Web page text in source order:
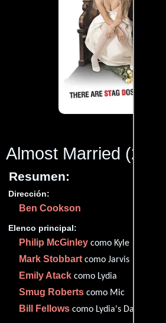
Almost Married (2014)
Resumen:
Dirección:
Ben Cookson
Elenco principal:
Philip McGinley como Kyle
Mark Stobbartcomo Jarvis
Emily Atack como Lydia
Smug Roberts como Mic
Bill Fellows como Lydia's Dad